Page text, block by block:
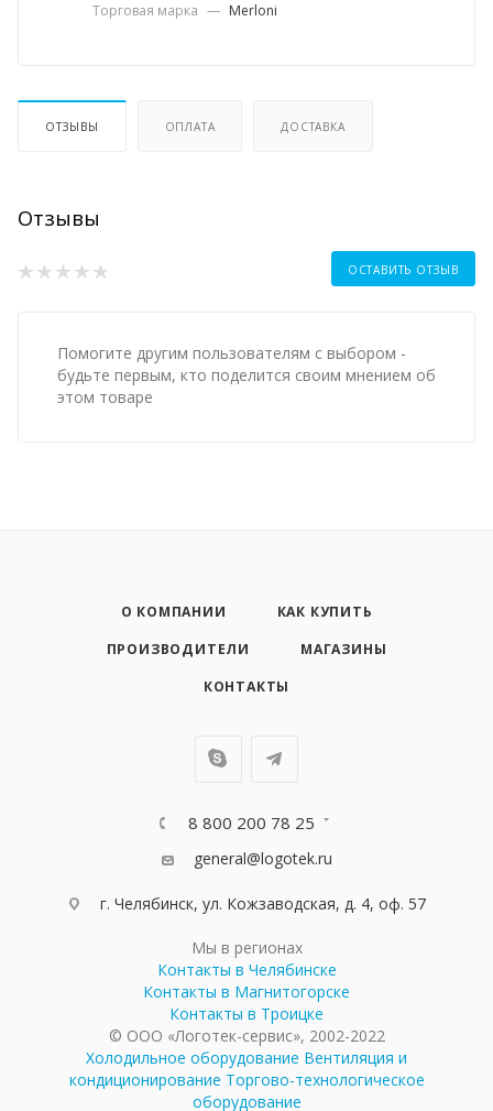
Торговая марка — Merloni
ОТЗЫВЫ ОПЛАТА ДОСТАВКА
Отзывы
ОСТАВИТЬ ОТЗЫВ
Помогите другим пользователям с выбором -
будьте первым, кто поделится своим мнением об
этом товаре
О КОМПАНИИ
КАК КУПИТЬ
ПРОИЗВОДИТЕЛИ
МАГАЗИНЫ
КОНТАКТЫ
8 800 200 78 25
general@logotek.ru
г. Челябинск, ул. Кожзаводская, д. 4, оф. 57
Мы в регионах
Контакты в Челябинске
Контакты в Магнитогорске
Контакты в Троицке
© ООО «Логотек-сервис», 2002-2022
Холодильное оборудование Вентиляция и
кондиционирование Торгово-технологическое
оборудование